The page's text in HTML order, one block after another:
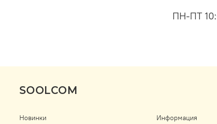
ПН-ПТ
SOOLCOM
Новинки Информация